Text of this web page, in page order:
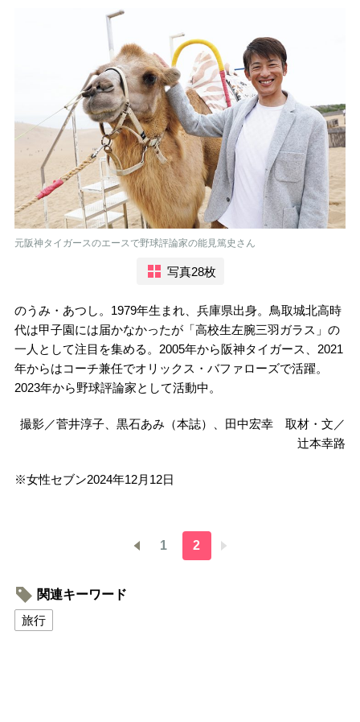
元阪神タイガースのエースで野球評論家の能見篤史さん
写真28枚
のうみ・あつし。1979年生まれ、兵庫県出身。鳥取城北高時
代は甲子園には届かなかったが「高校生左腕三羽ガラス」の
一人として注目を集める。2005年から阪神タイガース、2021
年からはコーチ兼任でオリックス・バファローズで活躍。
2023年から野球評論家として活動中。
撮影／菅井淳子、黒石あみ（本誌）、田中宏幸 取材・文／
辻本幸路
※女性セブン2024年12月12日
1 2
関連キーワード
旅行